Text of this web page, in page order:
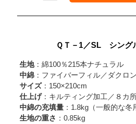
ＱＴ－1／SL シング
生地：綿100％215本ナチュラル
中綿 ：ファイバーフィル／ダクロ
サイズ：150×210cm
仕上げ：キルティング加工／８カ
中綿の充填量 ：1.8kg（一般的な冬
生地の重さ ：0.85kg